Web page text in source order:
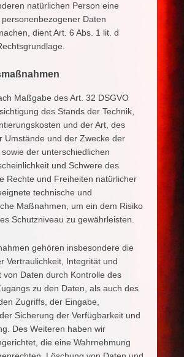
natürlichen Person eine
Daten
dient Art. 6 Abs. 1 lit. d
Maßgabe des Art. 32 DSGVO
des Stands der Technik,
und der Art, des
Umstände und der Zwecke der
der unterschiedlichen
und Schwere des
Rechte und Freiheiten natürlicher
technische und
Maßnahmen, um ein dem Risiko
Schutzniveau zu gewährleisten.
gehören insbesondere die
Vertraulichkeit, Integrität und
von Daten durch Kontrolle des
zu den Daten, als auch des
Zugriffs, der Eingabe,
Sicherung der Verfügbarkeit und
Des Weiteren haben wir
die eine Wahrnehmung